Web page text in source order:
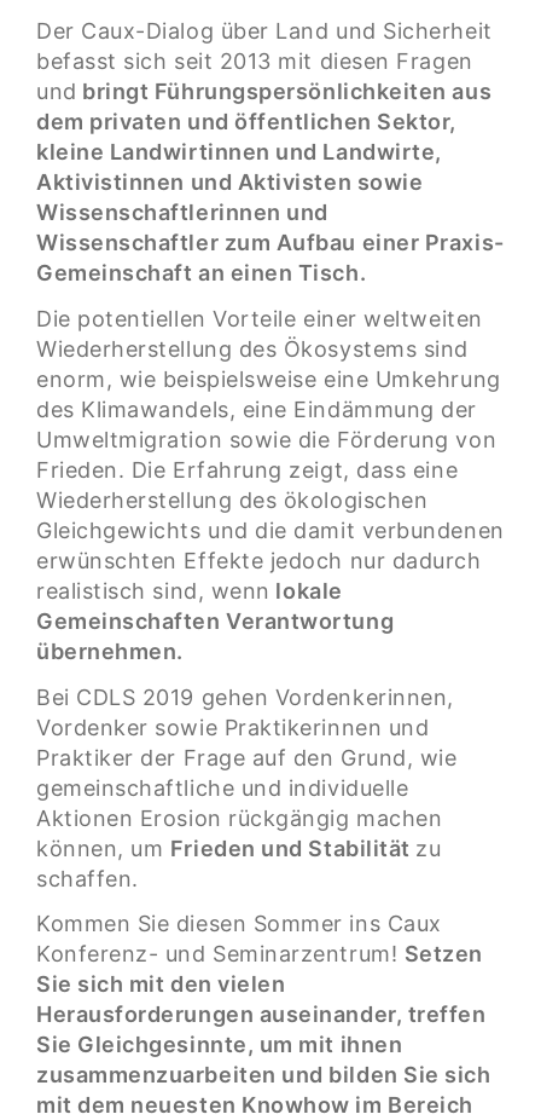
Der Caux-Dialog über Land und Sicherheit
befasst sich seit 2013 mit diesen Fragen
und bringt Führungspersönlichkeiten aus
dem privaten und öffentlichen Sektor,
kleine Landwirtinnen und Landwirte,
Aktivistinnen und Aktivisten sowie
Wissenschaftlerinnen und
Wissenschaftler zum Aufbau einer Praxis-
Gemeinschaft an einen Tisch.
Die potentiellen Vorteile einer weltweiten
Wiederherstellung des Ökosystems sind
enorm, wie beispielsweise eine Umkehrung
des Klimawandels, eine Eindämmung der
Umweltmigration sowie die Förderung von
Frieden. Die Erfahrung zeigt, dass eine
Wiederherstellung des ökologischen
Gleichgewichts und die damit verbundenen
erwünschten Effekte jedoch nur dadurch
realistisch sind, wenn lokale
Gemeinschaften Verantwortung
übernehmen.
Bei CDLS 2019 gehen Vordenkerinnen,
Vordenker sowie Praktikerinnen und
Praktiker der Frage auf den Grund, wie
gemeinschaftliche und individuelle
Aktionen Erosion rückgängig machen
können, um Frieden und Stabilität zu
schaffen.
Kommen Sie diesen Sommer ins Caux
Konferenz- und Seminarzentrum! Setzen
Sie sich mit den vielen
Herausforderungen auseinander, treffen
Sie Gleichgesinnte, um mit ihnen
zusammenzuarbeiten und bilden Sie sich
mit dem neuesten Knowhow im Bereich